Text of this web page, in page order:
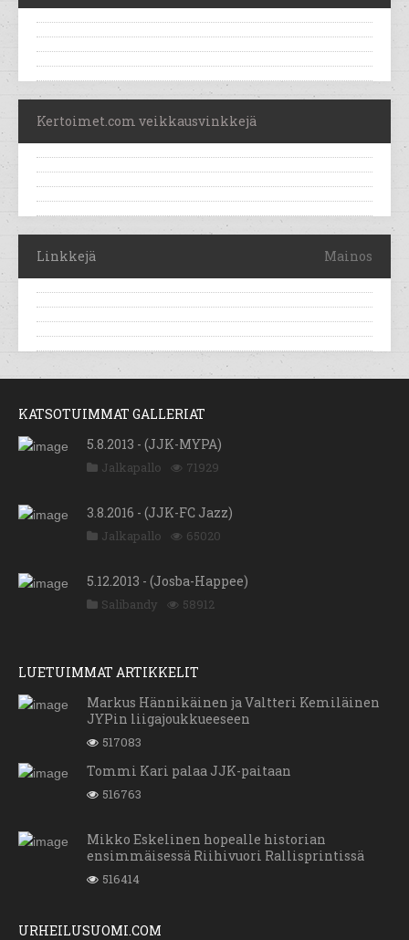
Kertoimet.com veikkausvinkkejä
Linkkejä Mainos
KATSOTUIMMAT GALLERIAT
5.8.2013 - (JJK-MYPA)
Jalkapallo 71929
3.8.2016 - (JJK-FC Jazz)
Jalkapallo 65020
5.12.2013 - (Josba-Happee)
Salibandy 58912
LUETUIMMAT ARTIKKELIT
Markus Hännikäinen ja Valtteri Kemiläinen
JYPin liigajoukkueeseen
517083
Tommi Kari palaa JJK-paitaan
516763
Mikko Eskelinen hopealle historian
ensimmäisessä Riihivuori Rallisprintissä
516414
URHEILUSUOMI.COM